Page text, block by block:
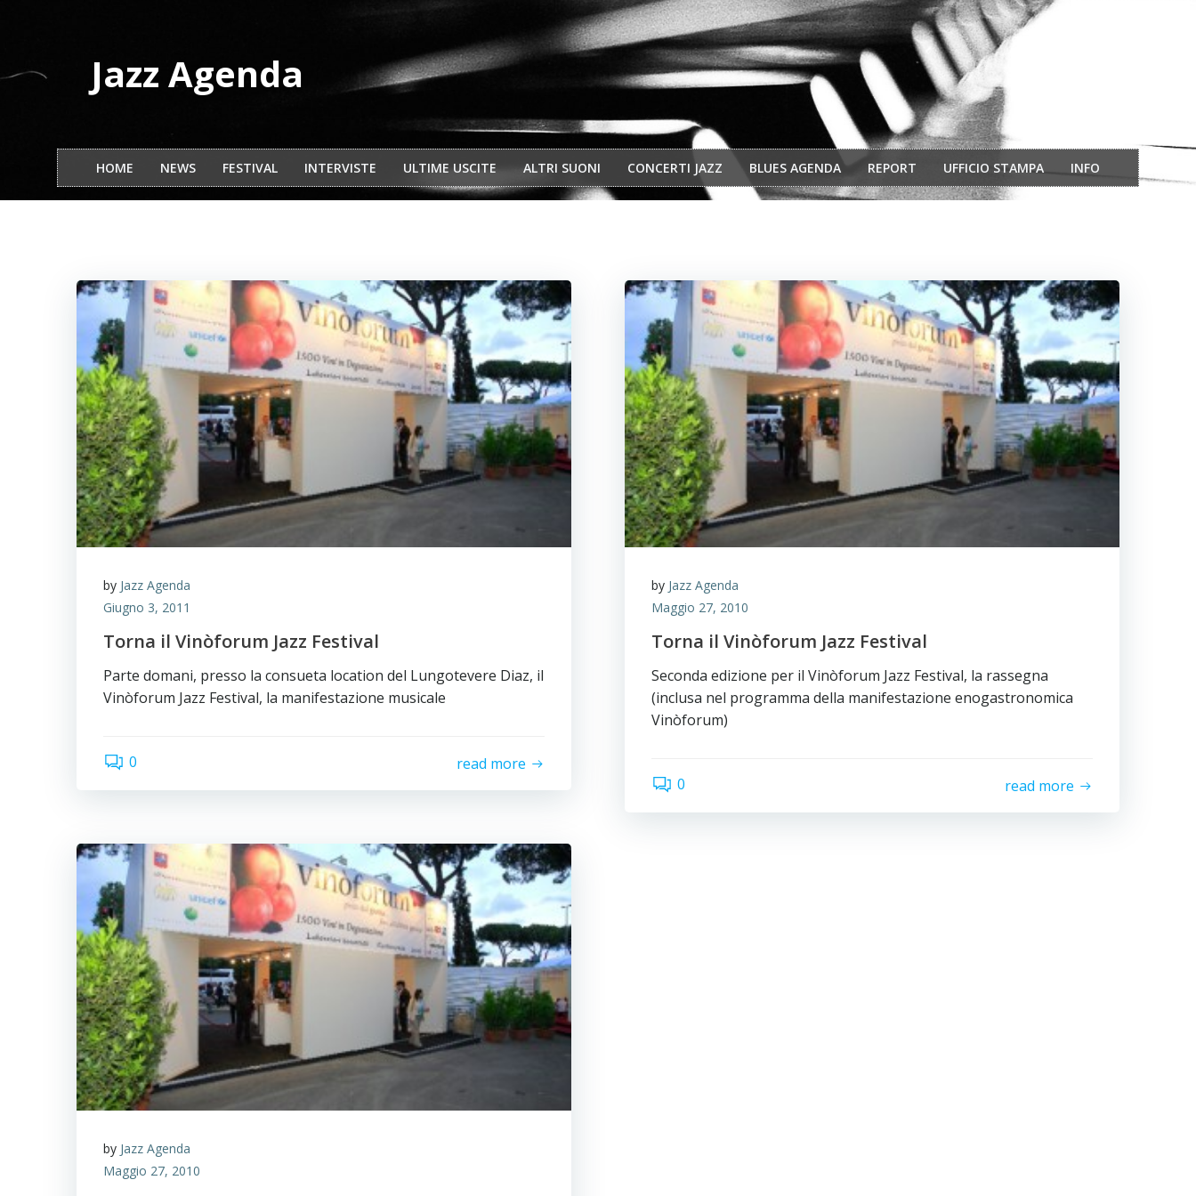
Jazz Agenda
HOME NEWS FESTIVAL INTERVISTE ULTIME USCITE ALTRI SUONI CONCERTI JAZZ BLUES AGENDA REPORT UFFICIO STAMPA INFO
by Jazz Agenda
Giugno 3, 2011
Torna il Vinòforum Jazz Festival
Parte domani, presso la consueta location del Lungotevere Diaz, il
Vinòforum Jazz Festival, la manifestazione musicale
0 read more
by Jazz Agenda
Maggio 27, 2010
Torna il Vinòforum Jazz Festival
Seconda edizione per il Vinòforum Jazz Festival, la rassegna
(inclusa nel programma della manifestazione enogastronomica
Vinòforum)
0 read more
by Jazz Agenda
Maggio 27, 2010